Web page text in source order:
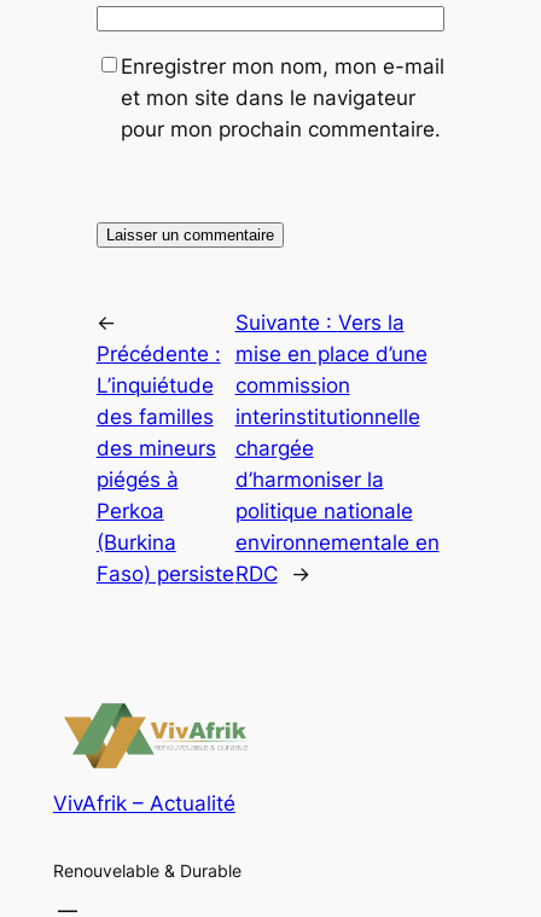
Enregistrer mon nom, mon e-mail
et mon site dans le navigateur
pour mon prochain commentaire.
←
Précédente :
L’inquiétude
des familles
des mineurs
piégés à
Perkoa
(Burkina
Faso) persiste
Suivante : Vers la
mise en place d’une
commission
interinstitutionnelle
chargée
d’harmoniser la
politique nationale
environnementale en
RDC
→
VivAfrik – Actualité
Renouvelable & Durable